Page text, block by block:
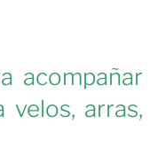
acompañar
arras,